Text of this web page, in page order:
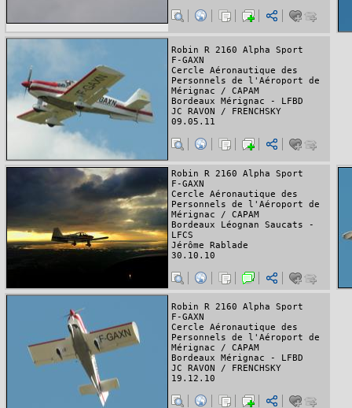
Robin R 2160 Alpha Sport
F-GAXN
Cercle Aéronautique des
Personnels de l'Aéroport de
Mérignac / CAPAM
Bordeaux Mérignac - LFBD
JC RAVON / FRENCHSKY
09.05.11
Robin R 2160 Alpha Sport
F-GAXN
Cercle Aéronautique des
Personnels de l'Aéroport de
Mérignac / CAPAM
Bordeaux Léognan Saucats -
LFCS
Jérôme Rablade
30.10.10
Robin R 2160 Alpha Sport
F-GAXN
Cercle Aéronautique des
Personnels de l'Aéroport de
Mérignac / CAPAM
Bordeaux Mérignac - LFBD
JC RAVON / FRENCHSKY
19.12.10